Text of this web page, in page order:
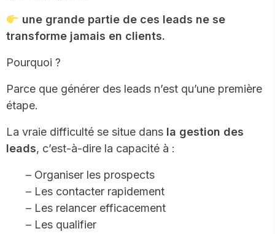
une grande partie de ces leads ne se
transforme jamais en clients.
Pourquoi ?
Parce que générer des leads n’est qu’une première
étape.
La vraie difficulté se situe dans la gestion des
leads, c’est-à-dire la capacité à :
– Organiser les prospects
– Les contacter rapidement
– Les relancer efficacement
– Les qualifier